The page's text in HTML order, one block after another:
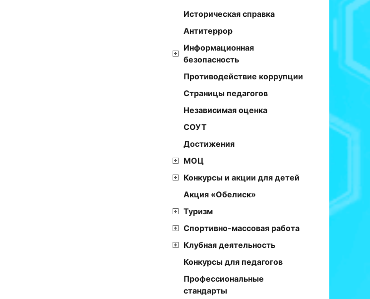
Историческая справка
Антитеррор
Информационная
безопасность
Противодействие коррупции
Страницы педагогов
Независимая оценка
СОУТ
Достижения
МОЦ
Конкурсы и акции для детей
Акция «Обелиск»
Туризм
Спортивно-массовая работа
Клубная деятельность
Конкурсы для педагогов
Профессиональные
стандарты